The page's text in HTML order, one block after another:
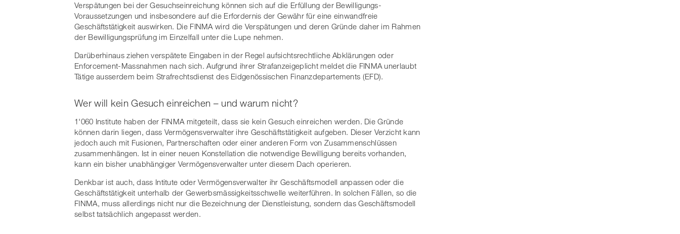
Verspätungen bei der Gesuchseinreichung können sich auf die Erfüllung der Bewilligungs-
Voraussetzungen und insbesondere auf die Erfordernis der Gewähr für eine einwandfreie
Geschäftstätigkeit auswirken. Die FINMA wird die Verspätungen und deren Gründe daher im Rahmen
der Bewilligungsprüfung im Einzelfall unter die Lupe nehmen.
Darüberhinaus ziehen verspätete Eingaben in der Regel aufsichtsrechtliche Abklärungen oder
Enforcement-Massnahmen nach sich. Aufgrund ihrer Strafanzeigeplicht meldet die FINMA unerlaubt
Tätige ausserdem beim Strafrechtsdienst des Eidgenössischen Finanzdepartements (EFD).
Wer will kein Gesuch einreichen – und warum nicht?
1'060 Institute haben der FINMA mitgeteilt, dass sie kein Gesuch einreichen werden. Die Gründe
können darin liegen, dass Vermögensverwalter ihre Geschäftstätigkeit aufgeben. Dieser Verzicht kann
jedoch auch mit Fusionen, Partnerschaften oder einer anderen Form von Zusammenschlüssen
zusammenhängen. Ist in einer neuen Konstellation die notwendige Bewilligung bereits vorhanden,
kann ein bisher unabhängiger Vermögensverwalter unter diesem Dach operieren.
Denkbar ist auch, dass Intitute oder Vermögensverwalter ihr Geschäftsmodell anpassen oder die
Geschäftstätigkeit unterhalb der Gewerbsmässigkeitsschwelle weiterführen. In solchen Fällen, so die
FINMA, muss allerdings nicht nur die Bezeichnung der Dienstleistung, sondern das Geschäftsmodell
selbst tatsächlich angepasst werden.